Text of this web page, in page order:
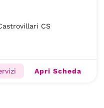
CS
Apri Scheda